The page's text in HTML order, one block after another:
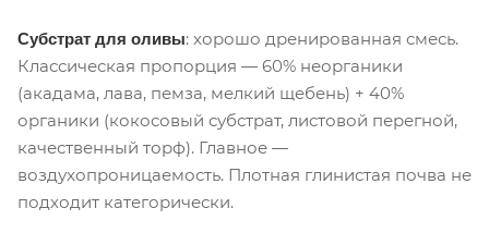
Субстрат для оливы: хорошо дренированная смесь.
Классическая пропорция — 60% неорганики
(акадама, лава, пемза, мелкий щебень) + 40%
органики (кокосовый субстрат, листовой перегной,
качественный торф). Главное —
воздухопроницаемость. Плотная глинистая почва не
подходит категорически.